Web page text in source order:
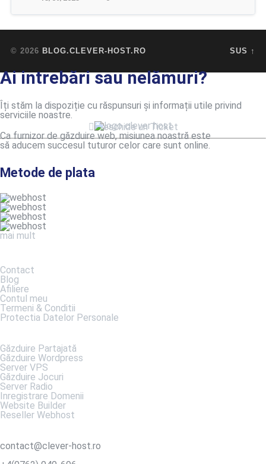
© 2026 BLOG.CLEVER-HOST.RO SUS ↑
Ai intrebări sau nelămuri?
Îți stăm la dispoziție cu răspunsuri și informații utile privind
serviciile noastre.
Deschide un Ticket
Ca furnizor de găzduire web, misiunea noastră este
să aducem succesul tuturor celor care sunt online.
Metode de plata
mai mult
Contact
Blog
Afiliere
Contul meu
Termeni & Conditii
Protectia Datelor Personale
Găzduire Partajată
Găzduire Wordpress
Server VPS
Găzduire Jocuri
Server Radio
Inregistrare Domenii
Website Builder
Reseller Webhost
contact@clever-host.ro